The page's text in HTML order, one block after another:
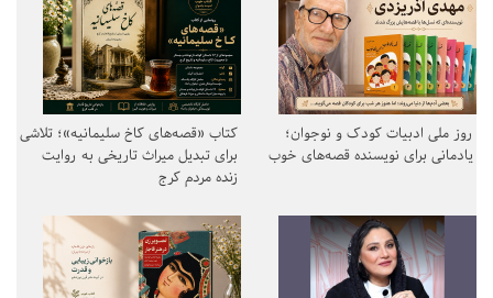
روز ملی ادبیات کودک و نوجوان؛
یادمانی برای نویسنده قصه‌های خوب
کتاب «قصه‌های کاخ سلیمانیه»؛ تلاشی
برای تبدیل میراث تاریخی به روایت
زنده مردم کرج